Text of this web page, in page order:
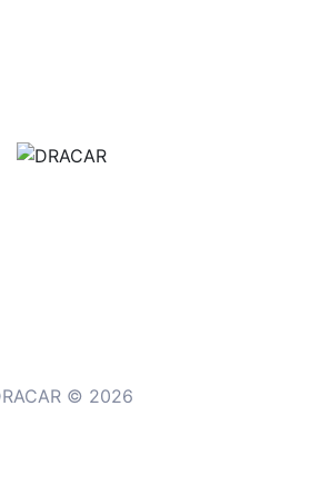
© 2026